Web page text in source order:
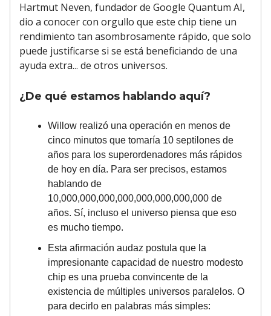
Hartmut Neven, fundador de Google Quantum AI,
dio a conocer con orgullo que este chip tiene un
rendimiento tan asombrosamente rápido, que solo
puede justificarse si se está beneficiando de una
ayuda extra... de otros universos.
¿De qué estamos hablando aquí?
Willow realizó una operación en menos de
cinco minutos que tomaría 10 septilones de
años para los superordenadores más rápidos
de hoy en día. Para ser precisos, estamos
hablando de
10,000,000,000,000,000,000,000,000 de
años. Sí, incluso el universo piensa que eso
es mucho tiempo.
Esta afirmación audaz postula que la
impresionante capacidad de nuestro modesto
chip es una prueba convincente de la
existencia de múltiples universos paralelos. O
para decirlo en palabras más simples: